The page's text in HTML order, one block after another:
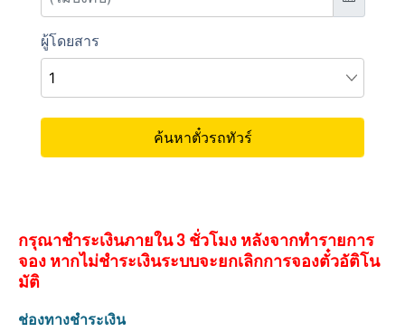
กรุณาชำระเงินภายใน 3 ชั่วโมง หลังจากทำรายการ
จอง หากไม่ชำระเงินระบบจะยกเลิกการจองตั๋วอัติโน
มัติ
ช่องทางชำระเงิน